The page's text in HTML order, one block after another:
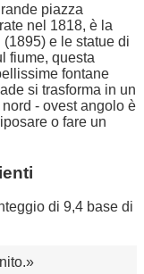
piazza
nel 1818, è la
e le statue di
fiume, questa
fontane
si trasforma in un
- ovest angolo è
o fare un
di 9,4 base di